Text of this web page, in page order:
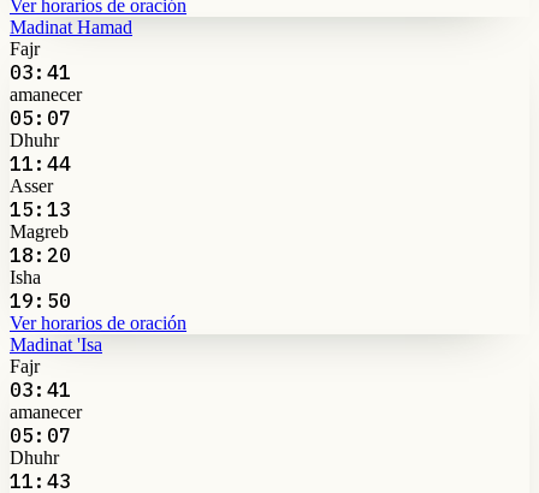
Ver horarios de oración
Madinat Hamad
Fajr
03:41
amanecer
05:07
Dhuhr
11:44
Asser
15:13
Magreb
18:20
Isha
19:50
Ver horarios de oración
Madinat 'Isa
Fajr
03:41
amanecer
05:07
Dhuhr
11:43